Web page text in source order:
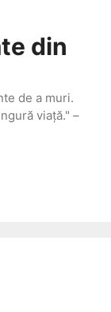
din
de a muri.
viaţă." –